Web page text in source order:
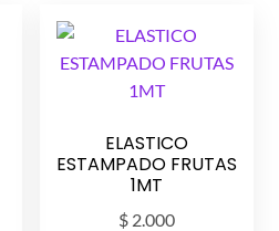
ELASTICO
ESTAMPADO FRUTAS
1MT
$ 2.000